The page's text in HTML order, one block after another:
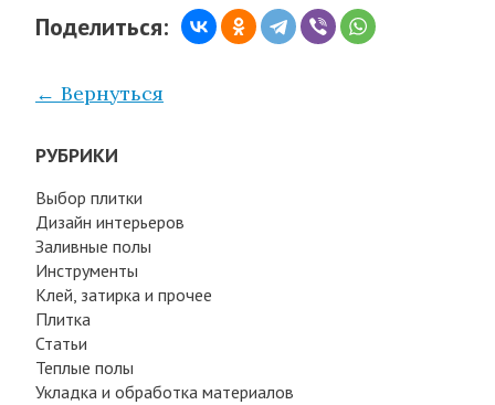
Поделиться:
← Вернуться
РУБРИКИ
Выбор плитки
Дизайн интерьеров
Заливные полы
Инструменты
Клей, затирка и прочее
Плитка
Статьи
Теплые полы
Укладка и обработка материалов